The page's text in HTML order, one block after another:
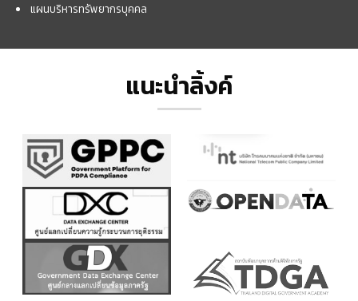
แผนบริหารทรัพยากรบุคคล
แนะนำลิ้งค์